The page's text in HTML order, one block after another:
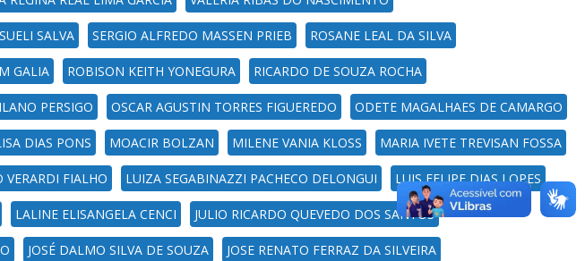
SUELI SALVA SERGIO ALFREDO MASSEN PRIEB ROSANE LEAL DA SILVA
GALIA ROBISON KEITH YONEGURA RICARDO DE SOUZA ROCHA
PERSIGO OSCAR AGUSTIN TORRES FIGUEREDO ODETE MAGALHAES DE CAMARGO
DIAS PONS MOACIR BOLZAN MILENE VANIA KLOSS MARIA IVETE TREVISAN FOSSA
FIALHO LUIZA SEGABINAZZI PACHECO DELONGUI LUIS FELIPE DIAS LOPES
LALINE ELISANGELA CENCI JULIO RICARDO QUEVEDO DOS SANTOS
JOSÉ DALMO SILVA DE SOUZA JOSE RENATO FERRAZ DA SILVEIRA